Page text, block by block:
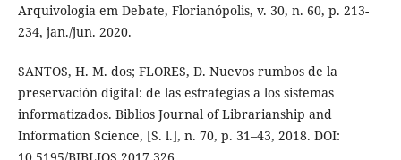
Arquivologia em Debate, Florianópolis, v. 30, n. 60, p. 213-
234, jan./jun. 2020.
SANTOS, H. M. dos; FLORES, D. Nuevos rumbos de la
preservación digital: de las estrategias a los sistemas
informatizados. Biblios Journal of Librarianship and
Information Science, [S. l.], n. 70, p. 31–43, 2018. DOI:
10.5195/BIBLIOS.2017.326.